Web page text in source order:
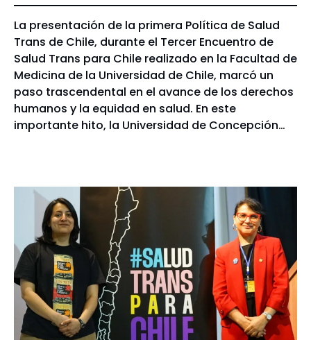
La presentación de la primera Política de Salud
Trans de Chile, durante el Tercer Encuentro de
Salud Trans para Chile realizado en la Facultad de
Medicina de la Universidad de Chile, marcó un
paso trascendental en el avance de los derechos
humanos y la equidad en salud. En este
importante hito, la Universidad de Concepción…